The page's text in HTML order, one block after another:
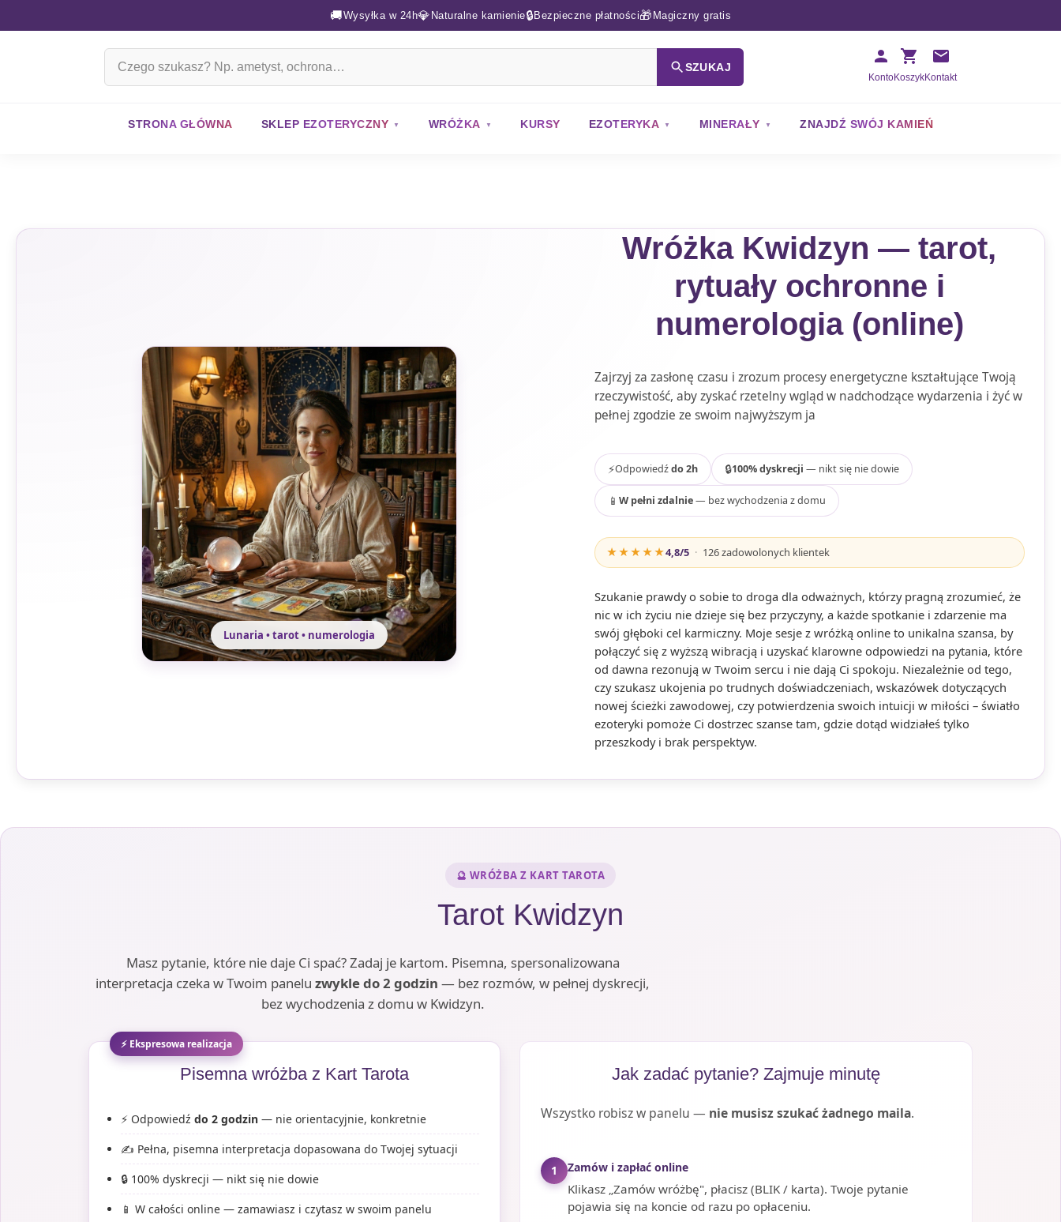
🚚Wysyłka w 24h💎 Naturalne kamienie🔒 Bezpieczne płatności🎁 Magiczny gratis
SZUKAJ
KontoKoszykKontakt
STRONA GŁÓWNA SKLEP EZOTERYCZNY WRÓŻKA KURSY EZOTERYKA MINERAŁY ZNAJDŹ SWÓJ KAMIEŃ
Lunaria • tarot • numerologia
Wróżka Kwidzyn — tarot,
rytuały ochronne i
numerologia (online)
Zajrzyj za zasłonę czasu i zrozum procesy energetyczne kształtujące Twoją
rzeczywistość, aby zyskać rzetelny wgląd w nadchodzące wydarzenia i żyć w
pełnej zgodzie ze swoim najwyższym ja
⚡Odpowiedźdo 2h 🔒100% dyskrecji — nikt się nie dowie
📱 W pełni zdalnie— bez wychodzenia z domu
★★★★★4,8/5 · 126zadowolonych klientek
Szukanie prawdy o sobie to droga dla odważnych, którzy pragną zrozumieć, że
nic w ich życiu nie dzieje się bez przyczyny, a każde spotkanie i zdarzenie ma
swój głęboki cel karmiczny. Moje sesje z wróżką online to unikalna szansa, by
połączyć się z wyższą wibracją i uzyskać klarowne odpowiedzi na pytania, które
od dawna rezonują w Twoim sercu i nie dają Ci spokoju. Niezależnie od tego,
czy szukasz ukojenia po trudnych doświadczeniach, wskazówek dotyczących
nowej ścieżki zawodowej, czy potwierdzenia swoich intuicji w miłości – światło
ezoteryki pomoże Ci dostrzec szanse tam, gdzie dotąd widziałeś tylko
przeszkody i brak perspektyw.
🔮 WRÓŻBA Z KART TAROTA
Tarot Kwidzyn
Masz pytanie, które nie daje Ci spać? Zadaj je kartom. Pisemna, spersonalizowana
interpretacja czeka w Twoim panelu zwykle do 2 godzin — bez rozmów, w pełnej dyskrecji,
bez wychodzenia z domu w Kwidzyn.
⚡ Ekspresowa realizacja
Pisemna wróżba z Kart Tarota
⚡ Odpowiedź do 2 godzin — nie orientacyjnie, konkretnie
✍️ Pełna, pisemna interpretacja dopasowana do Twojej sytuacji
🔒 100% dyskrecji — nikt się nie dowie
📱 W całości online — zamawiasz i czytasz w swoim panelu
Jak zadać pytanie? Zajmuje minutę
Wszystko robisz w panelu — nie musisz szukać żadnego maila.
1 Zamów i zapłać online
Klikasz „Zamów wróżbę", płacisz (BLIK / karta). Twoje pytanie
pojawia się na koncie od razu po opłaceniu.